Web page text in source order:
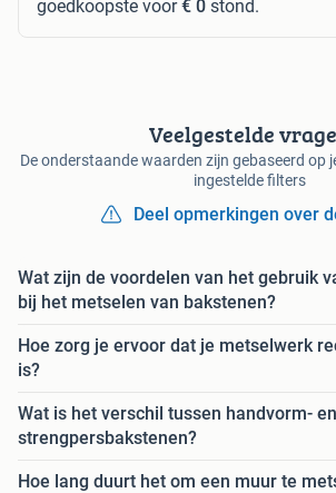
goedkoopste voor€ 0 stond.
Veelgestelde
De onderstaande waarden zijn gebaseerd op
ingestelde filters
Deel opmerkingen over
Wat zijn de voordelen van het gebruik
bij het metselen van bakstenen?
Hoe zorg je ervoor dat je metselwerk
is?
Wat is het verschil tussen handvorm- en
strengpersbakstenen?
Hoe lang duurt het om een muur te